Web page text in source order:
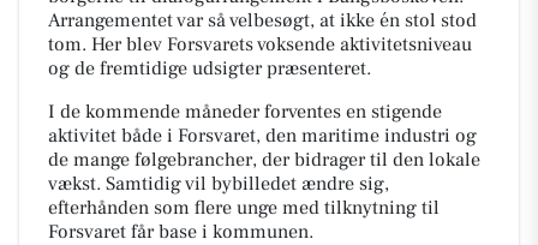
Arrangementet var så velbesøgt, at ikke én stol stod
tom. Her blev Forsvarets voksende aktivitetsniveau
og de fremtidige udsigter præsenteret.
I de kommende måneder forventes en stigende
aktivitet både i Forsvaret, den maritime industri og
de mange følgebrancher, der bidrager til den lokale
vækst. Samtidig vil bybilledet ændre sig,
efterhånden som flere unge med tilknytning til
Forsvaret får base i kommunen.